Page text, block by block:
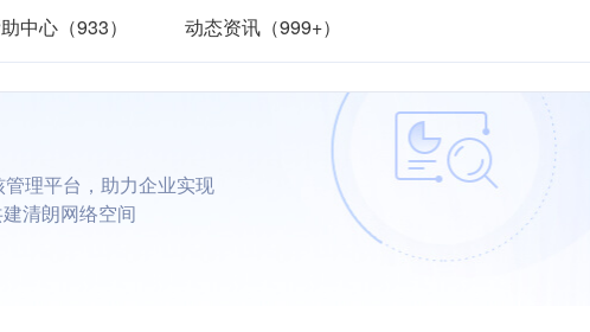
中心（933） 动态资讯（999+）
理平台，助力企业实现
清朗网络空间